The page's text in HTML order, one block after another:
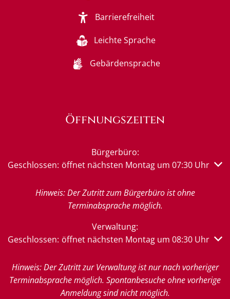
Barrierefreiheit
Leichte Sprache
Gebärdensprache
Öffnungszeiten
Bürgerbüro:
Klicken, um weitere Öffnungs- oder Schließzeiten
Geschlossen: öffnet nächsten Montag um 07:30 Uhr
Hinweis: Der Zutritt zum Bürgerbüro ist ohne
Terminabsprache möglich.
Verwaltung:
Klicken, um weitere Öffnungs- oder Schließzeiten
Geschlossen: öffnet nächsten Montag um 08:30 Uhr
Hinweis: Der Zutritt zur Verwaltung ist nur nach vorheriger
Terminabsprache möglich. Spontanbesuche ohne vorherige
Anmeldung sind nicht möglich.